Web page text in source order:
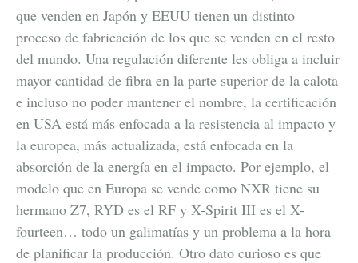
que venden en Japón y EEUU tienen un distinto
proceso de fabricación de los que se venden en el resto
del mundo. Una regulación diferente les obliga a incluir
mayor cantidad de fibra en la parte superior de la calota
e incluso no poder mantener el nombre, la certificación
en USA está más enfocada a la resistencia al impacto y
la europea, más actualizada, está enfocada en la
absorción de la energía en el impacto. Por ejemplo, el
modelo que en Europa se vende como NXR tiene su
hermano Z7, RYD es el RF y X-Spirit III es el X-
fourteen… todo un galimatías y un problema a la hora
de planificar la producción. Otro dato curioso es que